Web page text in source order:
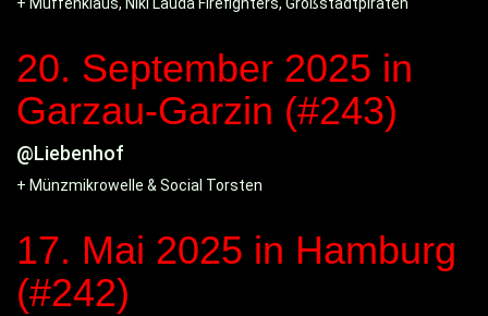
20. September 2025 in
Garzau-Garzin (#243)
@Liebenhof
+ Münzmikrowelle & Social Torsten
17. Mai 2025 in Hamburg
(#242)